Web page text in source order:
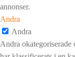
annonser.
Andra
Andra
Andra okategoriserade